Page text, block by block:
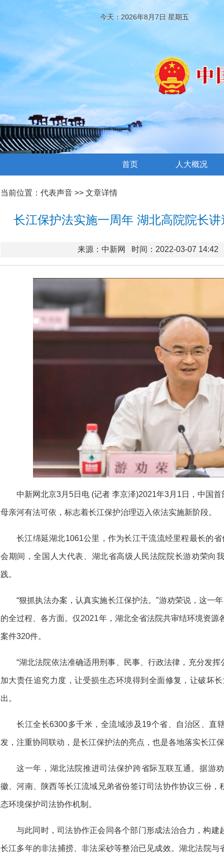
今天：2026年8月7日 星期五
首页 人大概况
当前位置： 代表声音 >> 文章详情
长江保护法实施一周年 湖北高院院长
来源：中新网 时间：2022-03-07 14:42
中新网北京3月5日电 (记者 李京泽)2021年3月1日，中国
母亲河有法可依，标志着长江保护治理迈入依法实施新阶段。
长江绵延湖北1061公里，作为长江干流流经里程最长的
会期间，全国人大代表、湖北省高级人民法院院长游劝荣向
践。
“狠抓执法办案，认真实施长江保护法。”游劝荣说，这一
的全过程、各方面。仅2021年，湖北全省法院共审结环境资
案件320件。
“湖北法院依法准确适用刑事、民事、行政法律，充分发
加大责任追究力度，让受损生态环境得到全面修复，让破坏
出。
长江全长6300多千米，全流域涉及19个省、自治区、直
发，注重协同联动，是长江保护法的亮点，也是各地落实长江
这一年，湖北法院推进司法保护跨省际互联互通。据游
徽、河南、陕西等长江流域兄弟省份签订司法协作协议三份
态环境保护司法协作机制。
与此同时，司法协作正会同各个部门形成法治合力，构
长江多年的非法捕捞、非法采砂等整治已见成效。湖北法院